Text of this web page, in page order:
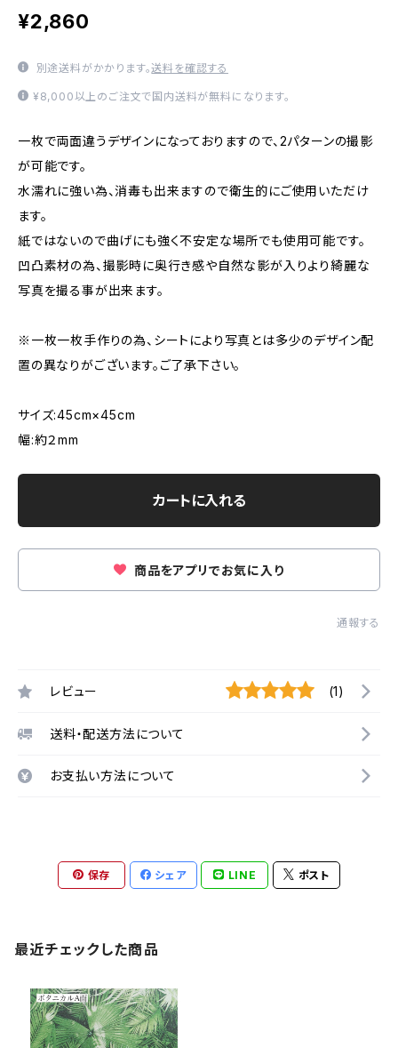
¥2,860
別途送料がかかります。送料を確認する
¥8,000以上のご注文で国内送料が無料になります。
一枚で両面違うデザインになっておりますので、2パターンの撮影
が可能です。
水濡れに強い為、消毒も出来ますので衛生的にご使用いただけ
ます。
紙ではないので曲げにも強く不安定な場所でも使用可能です。
凹凸素材の為、撮影時に奥行き感や自然な影が入りより綺麗な
写真を撮る事が出来ます。
※一枚一枚手作りの為、シートにより写真とは多少のデザイン配
置の異なりがございます。ご了承下さい。
サイズ:45cm×45cm
幅:約２mm
カートに入れる
商品をアプリでお気に入り
通報する
レビュー (1)
送料・配送方法について
お支払い方法について
保存 シェア LINE ポスト
最近チェックした商品